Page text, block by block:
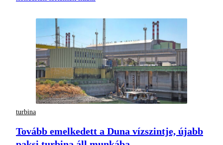
turbina
Tovább emelkedett a Duna vízszintje, újabb